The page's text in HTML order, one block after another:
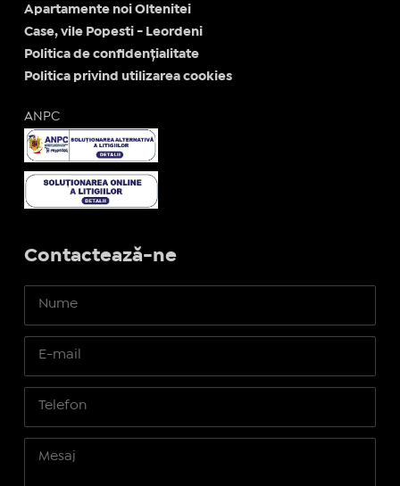
Apartamente noi Oltenitei
Case, vile Popesti - Leordeni
Politica de confidențialitate
Politica privind utilizarea cookies
ANPC
Contactează-ne